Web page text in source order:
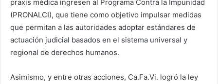
praxis médica ingresen al Programa Contra la Impunidad
(PRONALCI), que tiene como objetivo impulsar medidas
que permitan a las autoridades adoptar estándares de
actuación judicial basados en el sistema universal y
regional de derechos humanos.
Asimismo, y entre otras acciones, Ca.Fa.Vi. logró la ley